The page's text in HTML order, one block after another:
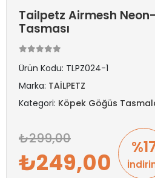
Tailpetz Airmesh
Tasması
Ürün Kodu: TLPZ024-1
Marka: TAİLPETZ
Kategori: Köpek Göğüs
299,00
249,00